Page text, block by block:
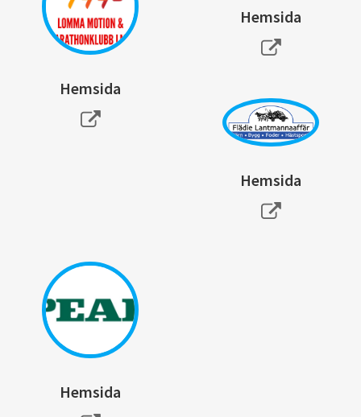
Hemsida
Hemsida
Hemsida
Hemsida